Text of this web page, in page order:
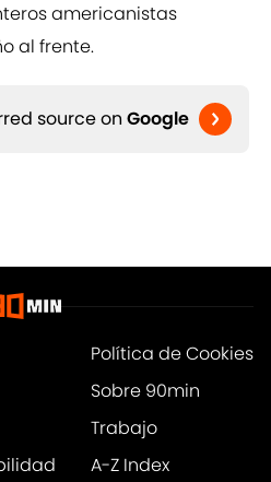
americanistas
al frente.
source on Google
Política de Cookies
Sobre 90min
Trabajo
A-Z Index